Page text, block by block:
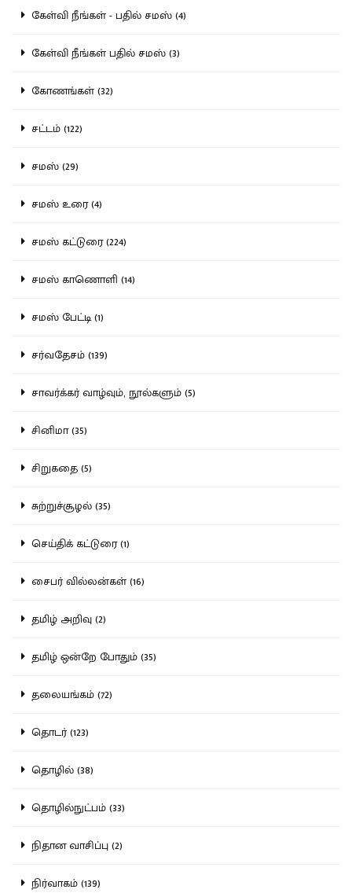
கேள்வி நீங்கள் - பதில் சமஸ் (4)
கேள்வி நீங்கள் பதில் சமஸ் (3)
கோணங்கள் (32)
சட்டம் (122)
சமஸ் (29)
சமஸ் உரை (4)
சமஸ் கட்டுரை (224)
சமஸ் காணொளி (14)
சமஸ் பேட்டி (1)
சர்வதேசம் (139)
சாவர்க்கர் வாழ்வும், நூல்களும் (5)
சினிமா (35)
சிறுகதை (5)
சுற்றுச்சூழல் (35)
செய்திக் கட்டுரை (1)
சைபர் வில்லன்கள் (16)
தமிழ் அறிவு (2)
தமிழ் ஒன்றே போதும் (35)
தலையங்கம் (72)
தொடர் (123)
தொழில் (38)
தொழில்நுட்பம் (33)
நிதான வாசிப்பு (2)
நிர்வாகம் (139)